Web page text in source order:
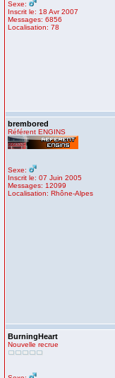
Sexe:
Inscrit le: 18 Avr 2007
Messages: 6856
Localisation: 78
brembored
Référent ENGINS
Sexe:
Inscrit le: 07 Juin 2005
Messages: 12099
Localisation: Rhône-Alpes
BurningHeart
Nouvelle recrue